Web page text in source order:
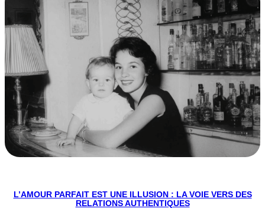
L’AMOUR PARFAIT EST UNE ILLUSION : LA VOIE VERS DES
RELATIONS AUTHENTIQUES